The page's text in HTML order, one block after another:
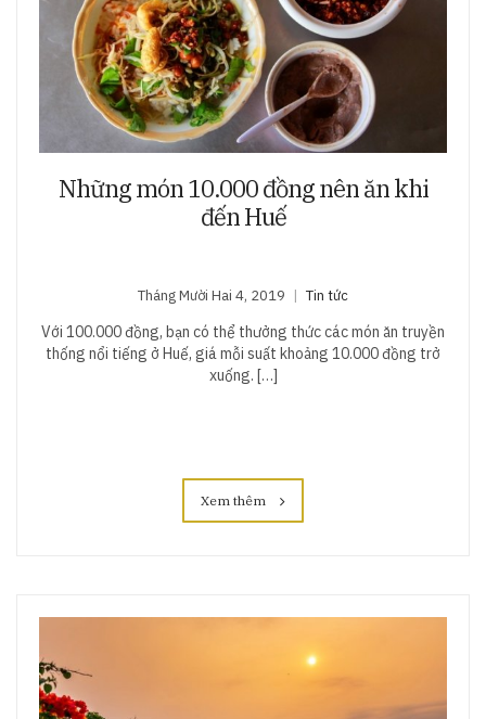
Những món 10.000 đồng nên ăn khi
đến Huế
Tháng Mười Hai 4, 2019 Tin tức
Với 100.000 đồng, bạn có thể thưởng thức các món ăn truyền
thống nổi tiếng ở Huế, giá mỗi suất khoảng 10.000 đồng trở
xuống. […]
Xem thêm